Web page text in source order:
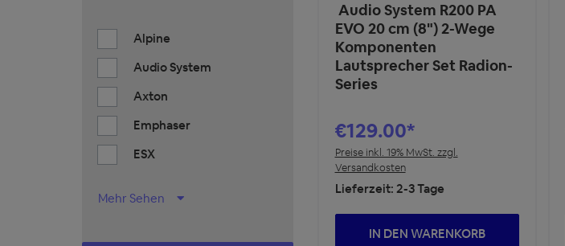
Alpine
Audio System
Axton
Emphaser
ESX
Mehr Sehen
Audio System R200 PA
EVO 20 cm (8") 2-Wege
Komponenten
Lautsprecher Set Radion-
Series
€129.00*
Preise inkl. 19% MwSt. zzgl.
Versandkosten
Lieferzeit: 2-3 Tage
IN DEN WARENKORB